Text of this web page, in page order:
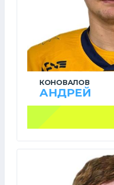
КОНОВАЛОВ
АНДРЕЙ